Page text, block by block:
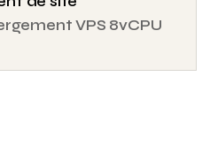
VPS 8vCPU